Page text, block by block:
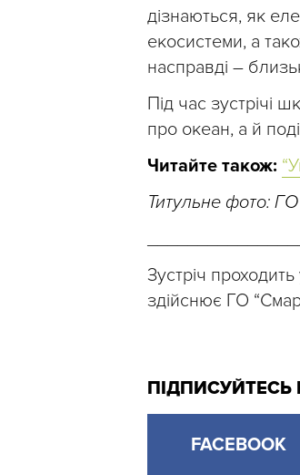
дізнаються, як
екосистеми, а
насправді –
Під час зустрічі
про океан, а й
Читайте також:
Титульне фото: ГО
Зустріч
здійснює ГО
ПІДПИСУЙТЕСЬ
FACEBOOK